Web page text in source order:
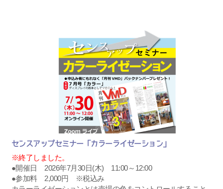
センスアップセミナー「カラーライゼーション」
※終了しました。
●開催日 2026年7月30日(木) 11:00～12:00
●参加料 2,000円 ※税込み